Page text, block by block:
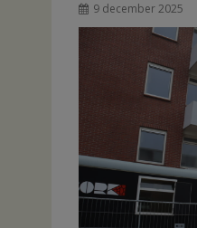
9 december 2025